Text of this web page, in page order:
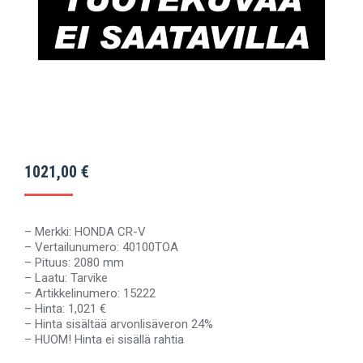
1021,00 €
– Merkki: HONDA CR-V
– Vertailunumero: 40100TOA
– Pituus: 2080 mm
– Laatu: Tarvike
– Artikkelinumero: 15222
– Hinta: 1,021 €
– Hinta sisältää arvonlisäveron 24%
– HUOM! Hinta ei sisällä rahtia